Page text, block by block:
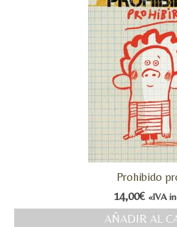
Prohibido
14,00€ «IVA
AÑADIR AL